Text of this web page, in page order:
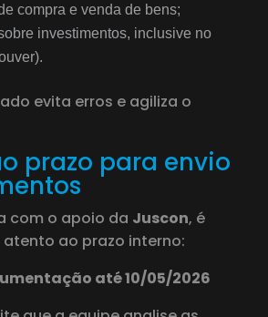
compra e venda de bens;
investimentos, inclusive no
evita erros e agiliza o
prazo para envio
com o apoio da Juscon, é
ao prazo interno:
até 10/05/2026